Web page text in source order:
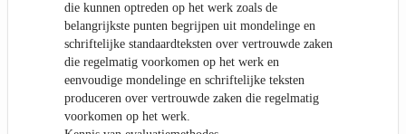
die kunnen optreden op het werk zoals de
belangrijkste punten begrijpen uit mondelinge en
schriftelijke standaardteksten over vertrouwde zaken
die regelmatig voorkomen op het werk en
eenvoudige mondelinge en schriftelijke teksten
produceren over vertrouwde zaken die regelmatig
voorkomen op het werk.